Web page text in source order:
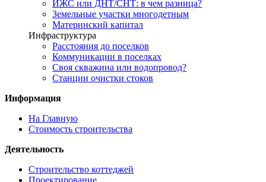
ИЖС или ДНТ/СНТ: в чем разница?
Земельные участки многодетным
Материнский капитал
Инфраструктура
Расстояния до поселков
Коммуникации в поселках
Своя скважина или водопровод?
Станции очистки стоков
Информация
На Главную
Стоимость строительства
Деятельность
Строительство коттеджей
Проектирование